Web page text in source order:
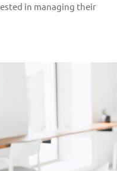
in managing their